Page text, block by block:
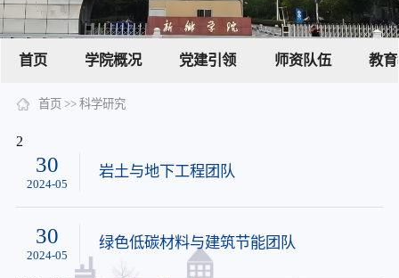
首页 学院概况 党建引领 师资队伍 教
首页 >> 科学研究
2
30
2024-05
岩土与地下工程团队
30
2024-05
绿色低碳材料与建筑节能团队